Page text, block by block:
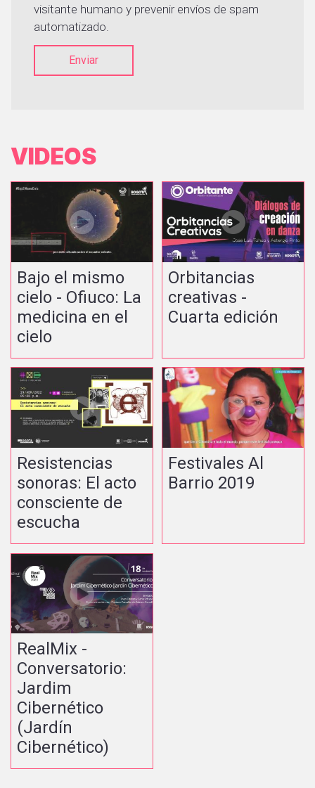
visitante humano y prevenir envíos de spam
automatizado.
Enviar
VIDEOS
Bajo el mismo
cielo - Ofiuco: La
medicina en el
cielo
Orbitancias
creativas -
Cuarta edición
Resistencias
sonoras: El acto
consciente de
escucha
Festivales Al
Barrio 2019
RealMix -
Conversatorio:
Jardim
Cibernético
(Jardín
Cibernético)